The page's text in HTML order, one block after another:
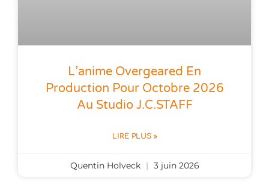
L’anime Overgeared En
Production Pour Octobre 2026
Au Studio J.C.STAFF
LIRE PLUS »
Quentin Holveck 3 juin 2026